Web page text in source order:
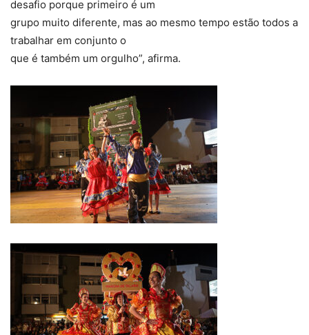
desafio porque primeiro é um
grupo muito diferente, mas ao mesmo tempo estão todos a
trabalhar em conjunto o
que é também um orgulho”, afirma.